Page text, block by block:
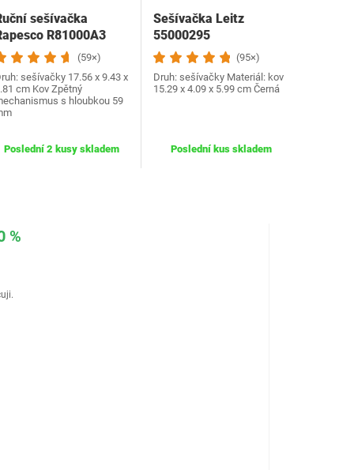
sešívačka
R81000A3
(59×)
sešívačky 17.56 x 9.43 x
cm ‎Kov Zpětný
s hloubkou 59
Poslední 2 kusy skladem
Sešívačka Leitz
55000295
(95×)
Druh: sešívačky Materiál: kov
‎15.29 x 4.09 x 5.99 cm Černá
Poslední kus skladem
%